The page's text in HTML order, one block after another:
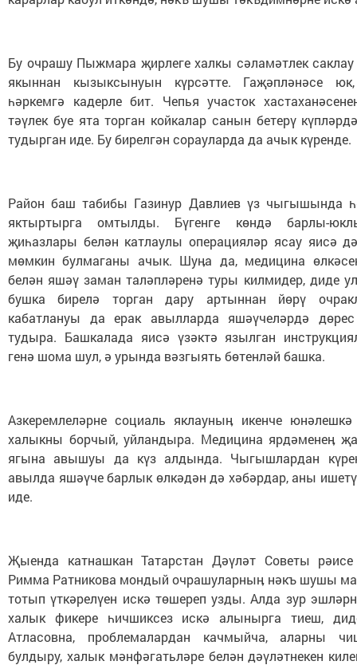
Бу очрашу Пыжмара җирлеге халкы сәламәтлек саклау
якыннан кызыксынуын күрсәтте. Гаҗәпләнәсе
һәркемгә кадерле бит. Чепья участок
тәүлек буе ята торган койкалар санын бетерү
тудырган иде. Бу бирелгән сорауларда да ачык күренде.
Район баш табибы Газинур Давлиев үз чыгышында
яктыртырга омтылды. Бүгенге көндә барлы-
җиһазлары белән катлаулы операцияләр ясау яисә
мөмкин булмаганы ачык. Шуӊа да, медицина
белән яшәү заман таләпләренә туры килмидер, диде
бушка бирелә торган дару артыннан йөрү
кабатлануы да ерак авылларда яшәүчеләрдә
тудыра. Башкалада яисә үзәктә язылган
генә шома шул, ә урында вәзгыять бөтенләй башка.
Азкеремлеләрне социаль яклауныӊ икенче
халыкны борчый, уйландыра. Медицина ярдәменеӊ
ягына авышуы да күз алдында. Чыгышлардан
авылда яшәүче барлык өлкәдән дә хәбәрдар, аны
иде.
Җыенда катнашкан Татарстан Дәүләт Советы
Римма Ратникова мондый очрашуларныӊ нәкъ шушы
тотып үткәрелүен искә төшереп узды. Алда зур
халык фикере һичшиксез искә алынырга тиеш,
Атласовна, проблемалардан качмыйча, аларны
булдыру, халык мәнфәгатьләре белән дәүләтнекен